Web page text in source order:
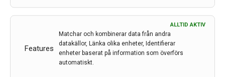
Features
ALLTID AKTIV
Matchar och kombinerar data från andra
datakällor, Länka olika enheter, Identifierar
enheter baserat på information som överförs
automatiskt.